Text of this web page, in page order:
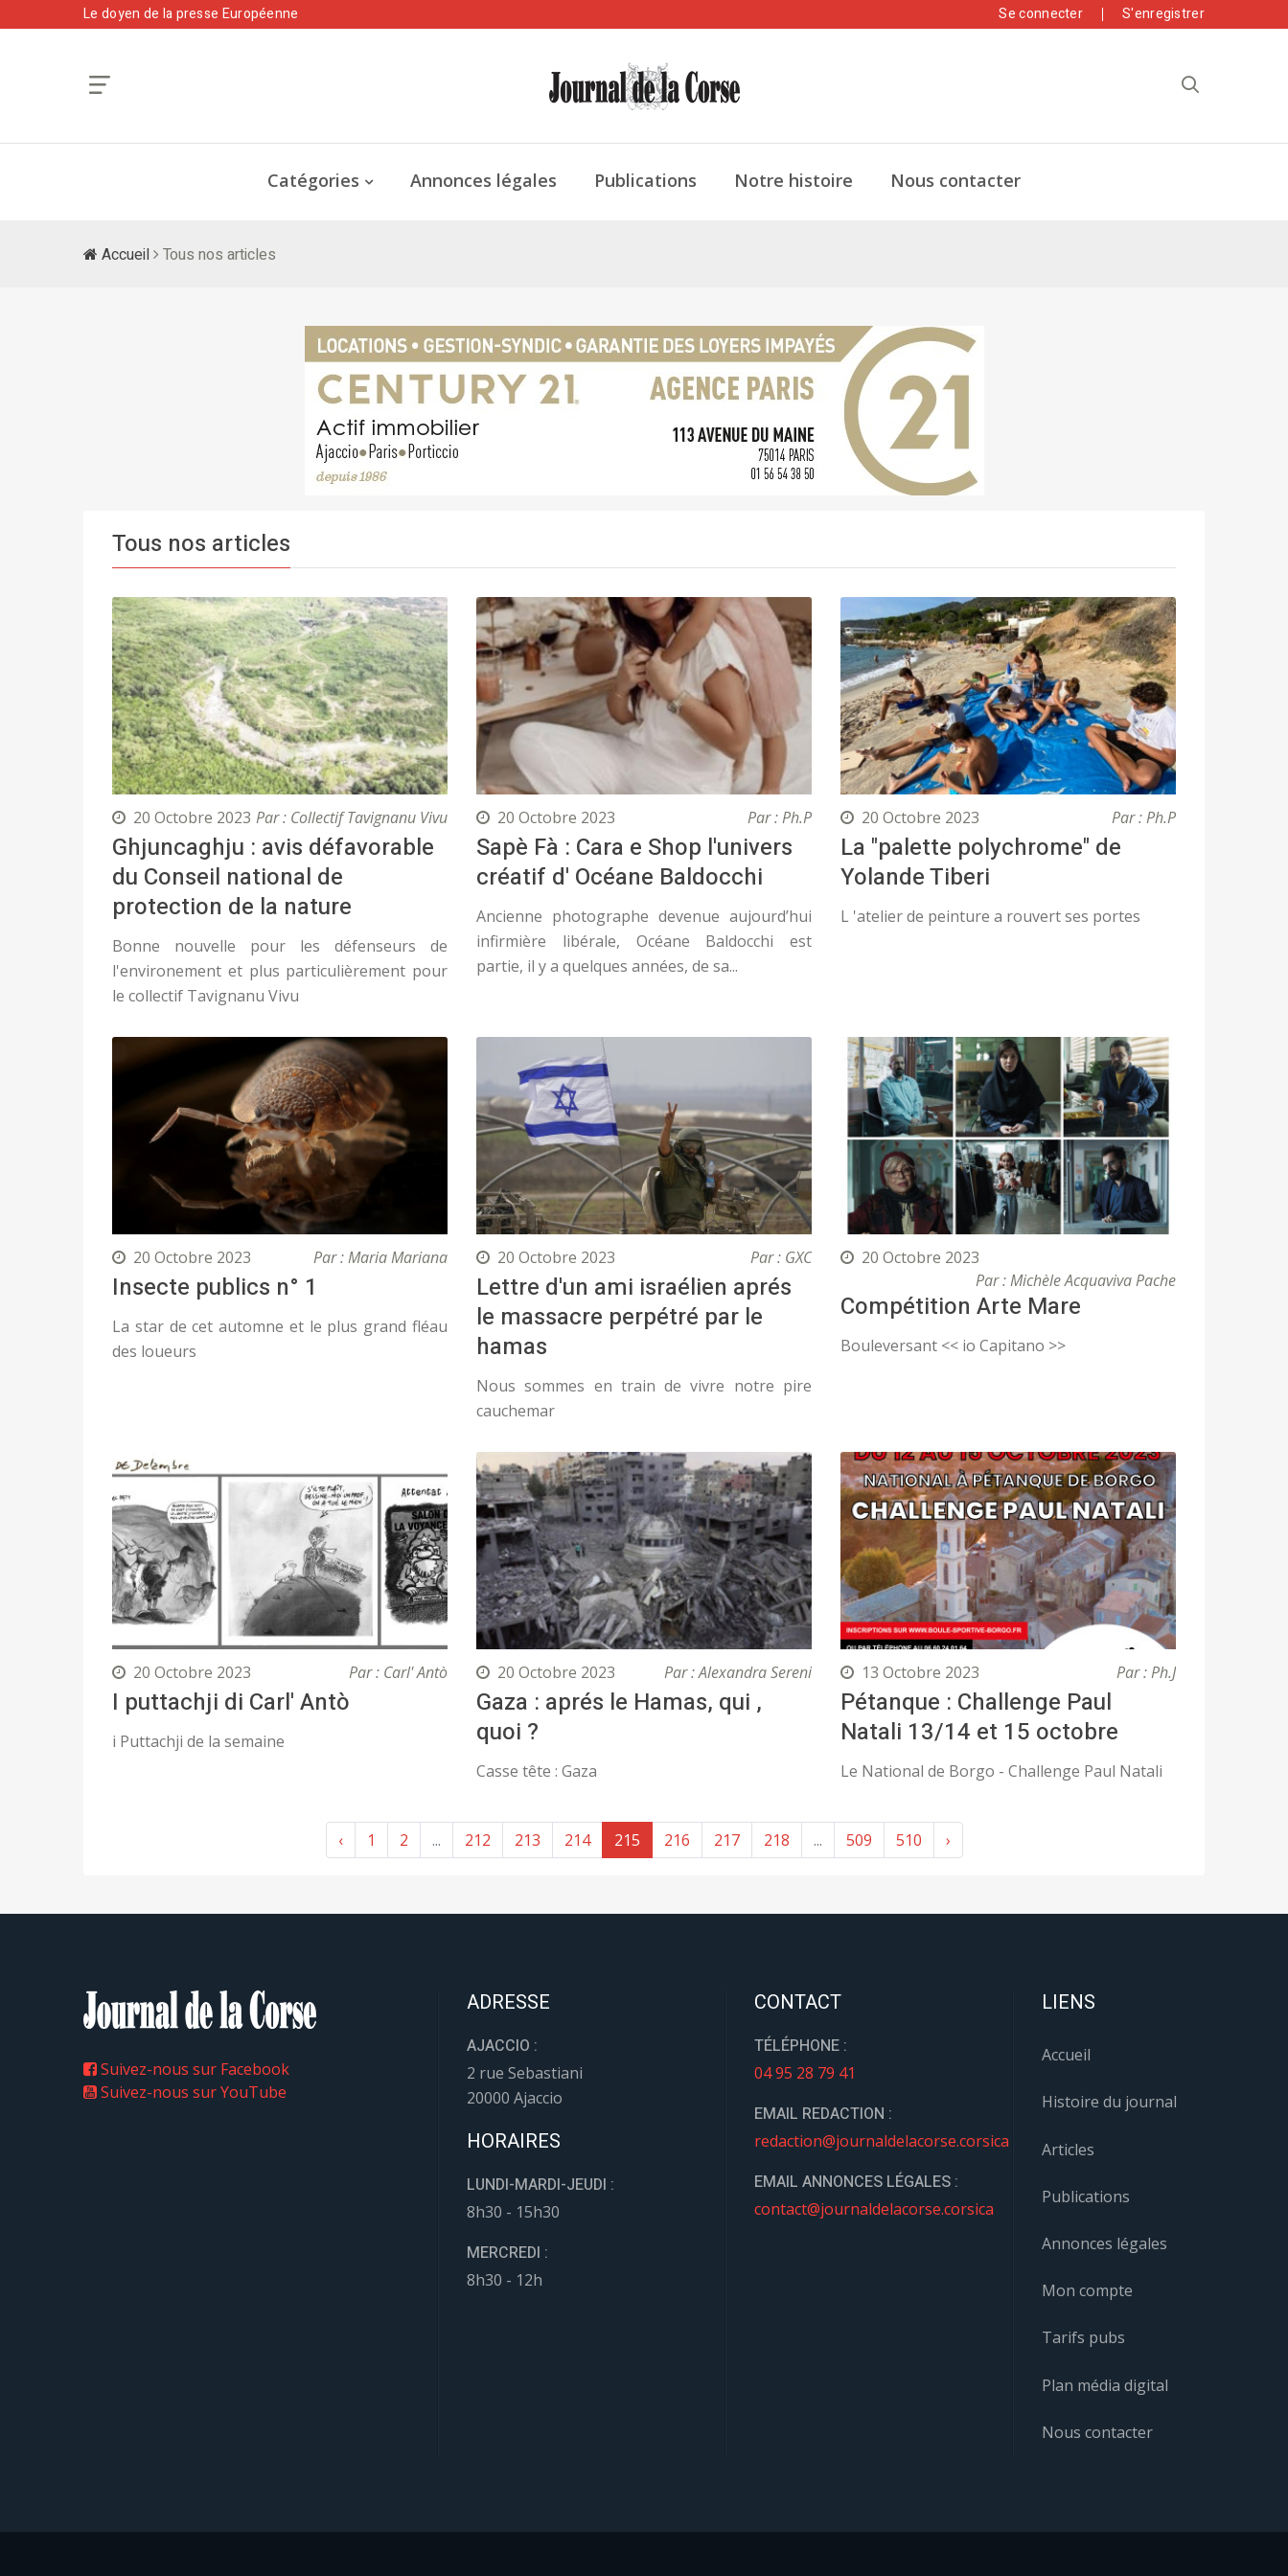
Le doyen de la presse Européenne Se connecter S'enregistrer
Catégories Annonces légales Publications Notre histoire Nous contacter
Accueil Tous nos articles
Tous nos articles
20 Octobre 2023 Par : Collectif Tavignanu Vivu
Ghjuncaghju : avis défavorable
du Conseil national de
protection de la nature
Bonne nouvelle pour les défenseurs de
l'environement et plus particulièrement pour
le collectif Tavignanu Vivu
20 Octobre 2023 Par : Ph.P
Sapè Fà : Cara e Shop l'univers
créatif d' Océane Baldocchi
Ancienne photographe devenue aujourd’hui
infirmière libérale, Océane Baldocchi est
partie, il y a quelques années, de sa...
20 Octobre 2023 Par : Ph.P
La "palette polychrome" de
Yolande Tiberi
L 'atelier de peinture a rouvert ses portes
20 Octobre 2023 Par : Maria Mariana
Insecte publics n° 1
La star de cet automne et le plus grand fléau
des loueurs
20 Octobre 2023 Par : GXC
Lettre d'un ami israélien aprés
le massacre perpétré par le
hamas
Nous sommes en train de vivre notre pire
cauchemar
20 Octobre 2023
Par : Michèle Acquaviva Pache
Compétition Arte Mare
Bouleversant << io Capitano >>
20 Octobre 2023 Par : Carl' Antò
I puttachji di Carl' Antò
i Puttachji de la semaine
20 Octobre 2023 Par : Alexandra Sereni
Gaza : aprés le Hamas, qui ,
quoi ?
Casse tête : Gaza
13 Octobre 2023 Par : Ph.J
Pétanque : Challenge Paul
Natali 13/14 et 15 octobre
Le National de Borgo - Challenge Paul Natali
‹ 1 2 ... 212 213 214 215 216 217 218 ... 509 510 ›
Suivez-nous sur Facebook
Suivez-nous sur YouTube
ADRESSE
AJACCIO :
2 rue Sebastiani
20000 Ajaccio
HORAIRES
LUNDI-MARDI-JEUDI :
8h30 - 15h30
MERCREDI :
8h30 - 12h
CONTACT
TÉLÉPHONE :
04 95 28 79 41
EMAIL REDACTION :
redaction@journaldelacorse.corsica
EMAIL ANNONCES LÉGALES :
contact@journaldelacorse.corsica
LIENS
Accueil
Histoire du journal
Articles
Publications
Annonces légales
Mon compte
Tarifs pubs
Plan média digital
Nous contacter